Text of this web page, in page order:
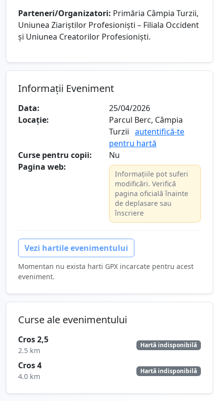
Parteneri/Organizatori: Primăria Câmpia Turzii,
Uniunea Ziariștilor Profesioniști – Filiala Occident
și Uniunea Creatorilor Profesioniști.
Informații Eveniment
Data:
25/04/2026
Locație:
Parcul Berc, Câmpia
Turzii autentifică-te
pentru hartă
Curse pentru copii:
Nu
Pagina web:
Informațiile pot suferi
modificări. Verifică
pagina oficială înainte
de deplasare sau
înscriere
Vezi hartile evenimentului
Momentan nu exista harti GPX incarcate pentru acest
eveniment.
Curse ale evenimentului
Cros 2,5
2.5 km
Hartă indisponibilă
Cros 4
4.0 km
Hartă indisponibilă